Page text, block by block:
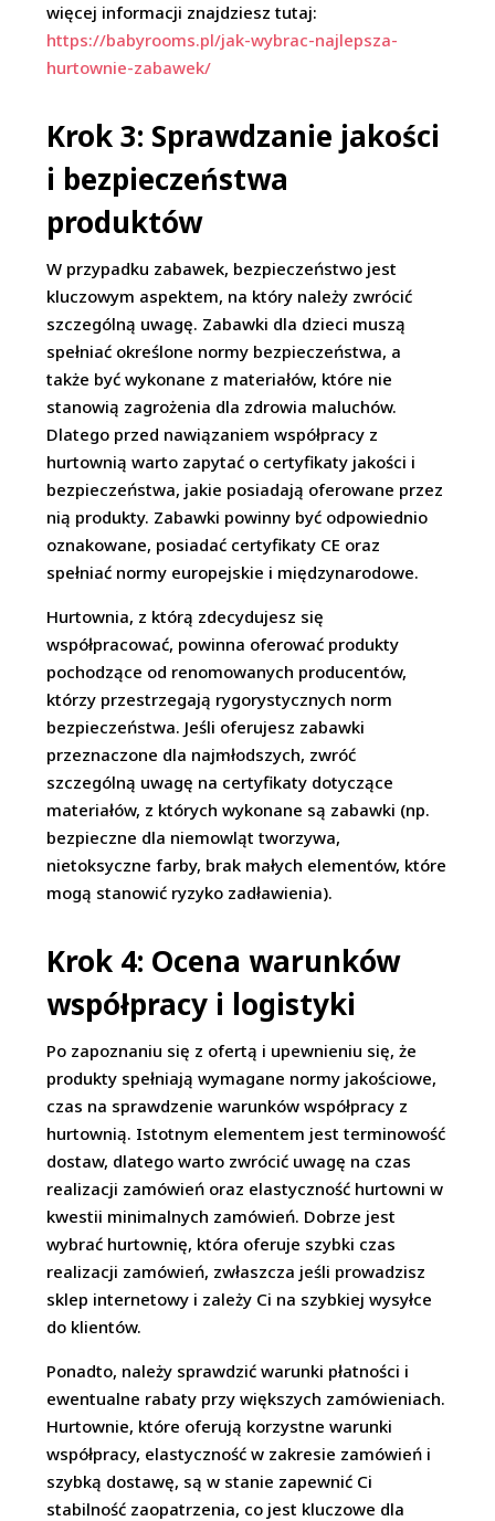
więcej informacji znajdziesz tutaj:
https://babyrooms.pl/jak-wybrac-najlepsza-
hurtownie-zabawek/
Krok 3: Sprawdzanie jakości
i bezpieczeństwa
produktów
W przypadku zabawek, bezpieczeństwo jest
kluczowym aspektem, na który należy zwrócić
szczególną uwagę. Zabawki dla dzieci muszą
spełniać określone normy bezpieczeństwa, a
także być wykonane z materiałów, które nie
stanowią zagrożenia dla zdrowia maluchów.
Dlatego przed nawiązaniem współpracy z
hurtownią warto zapytać o certyfikaty jakości i
bezpieczeństwa, jakie posiadają oferowane przez
nią produkty. Zabawki powinny być odpowiednio
oznakowane, posiadać certyfikaty CE oraz
spełniać normy europejskie i międzynarodowe.
Hurtownia, z którą zdecydujesz się
współpracować, powinna oferować produkty
pochodzące od renomowanych producentów,
którzy przestrzegają rygorystycznych norm
bezpieczeństwa. Jeśli oferujesz zabawki
przeznaczone dla najmłodszych, zwróć
szczególną uwagę na certyfikaty dotyczące
materiałów, z których wykonane są zabawki (np.
bezpieczne dla niemowląt tworzywa,
nietoksyczne farby, brak małych elementów, które
mogą stanowić ryzyko zadławienia).
Krok 4: Ocena warunków
współpracy i logistyki
Po zapoznaniu się z ofertą i upewnieniu się, że
produkty spełniają wymagane normy jakościowe,
czas na sprawdzenie warunków współpracy z
hurtownią. Istotnym elementem jest terminowość
dostaw, dlatego warto zwrócić uwagę na czas
realizacji zamówień oraz elastyczność hurtowni w
kwestii minimalnych zamówień. Dobrze jest
wybrać hurtownię, która oferuje szybki czas
realizacji zamówień, zwłaszcza jeśli prowadzisz
sklep internetowy i zależy Ci na szybkiej wysyłce
do klientów.
Ponadto, należy sprawdzić warunki płatności i
ewentualne rabaty przy większych zamówieniach.
Hurtownie, które oferują korzystne warunki
współpracy, elastyczność w zakresie zamówień i
szybką dostawę, są w stanie zapewnić Ci
stabilność zaopatrzenia, co jest kluczowe dla